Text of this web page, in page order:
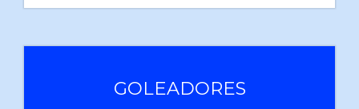
GOLEADORES